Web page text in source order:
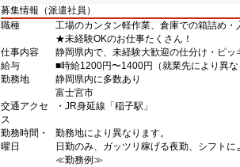
募集情報（派遣社員）
職種
工場のカンタン軽作業、倉庫での箱詰め・
★未経験OKのお仕事たくさん！
仕事内容
静岡県内で、未経験大歓迎の仕分け・ピ
給与
■時給1200円〜1400円（就業先により異
勤務地
静岡県内に多数あり
富士宮市
交通アクセ
ス
・JR身延線「稲子駅」
勤務時間・
曜日
勤務地により異なります。
日勤のみ、ガッツリ稼げる夜勤、シフト
≪勤務例≫